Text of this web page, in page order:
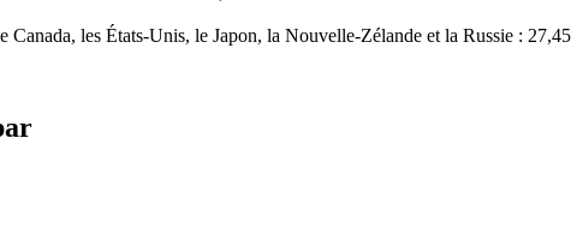
les États-Unis, le Japon, la Nouvelle-Zélande et la Russie :